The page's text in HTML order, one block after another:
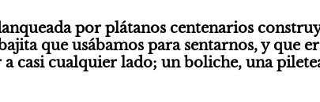
por plátanos centenarios
que usábamos para sentarnos, y que
casi cualquier lado; un boliche, una